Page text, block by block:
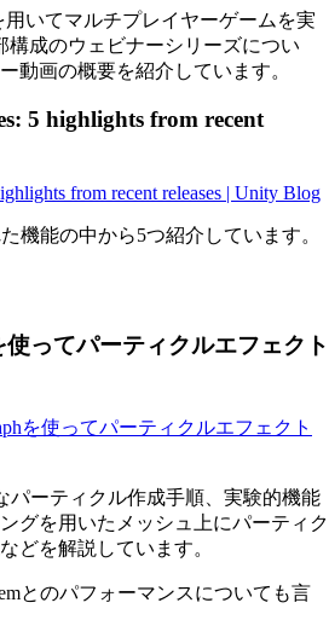
用いてマルチプレイヤーゲームを実
構成のウェビナーシリーズについ
動画の概要を紹介しています。
5 highlights from recent
from recent releases | Unity Blog
機能の中から5つ紹介しています。
ってパーティクルエフェクト
を使ってパーティクルエフェクト
パーティクル作成手順、実験的機能
グを用いたメッシュ上にパーティク
どを解説しています。
とのパフォーマンスについても言